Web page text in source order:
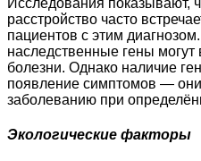
Исследования показывают,
расстройство часто
пациентов с этим
наследственные гены могут
болезни. Однако наличие
появление симптомов —
заболеванию при
Экологические факторы